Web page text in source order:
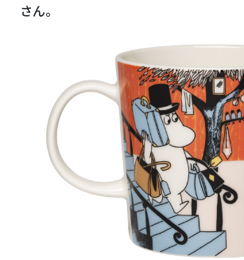
さん。